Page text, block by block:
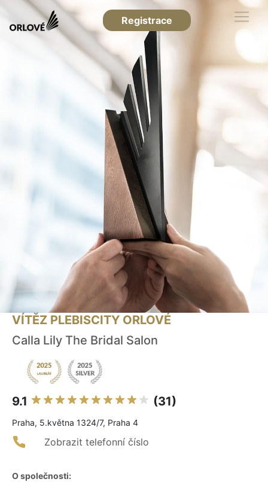
Registrace
VÍTĚZ PLEBISCITY ORLOVÉ
Calla Lily The Bridal Salon
9.1 (31)
Praha, 5.května 1324/7, Praha 4
Zobrazit telefonní číslo
O společnosti: